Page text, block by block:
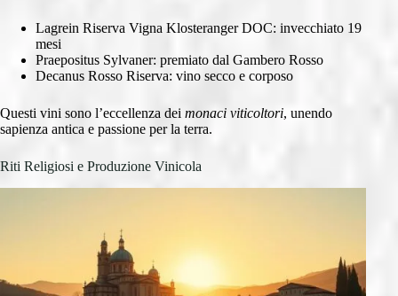
Lagrein Riserva Vigna Klosteranger DOC: invecchiato 19
mesi
Praepositus Sylvaner: premiato dal Gambero Rosso
Decanus Rosso Riserva: vino secco e corposo
Questi vini sono l’eccellenza dei monaci viticoltori, unendo
sapienza antica e passione per la terra.
Riti Religiosi e Produzione Vinicola